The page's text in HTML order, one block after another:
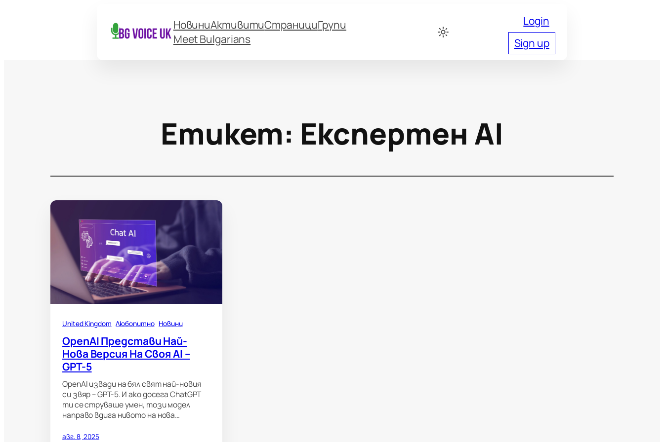
НовиниАктивитиСтранициГрупи
Meet Bulgarians
Login
Sign up
Етикет: Експертен AI
United Kingdom Любопитно Новини
OpenAI Представи Най-
Нова Версия На Своя AI –
GPT-5
OpenAI извади на бял свят най-новия
си звяр – GPT-5. И ако досега ChatGPT
ти се струваше умен, този модел
направо вдига нивото на нова…
авг. 8, 2025